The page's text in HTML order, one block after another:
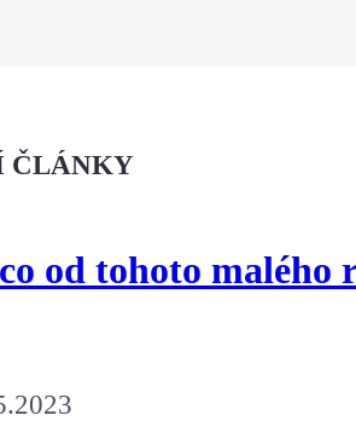
ČLÁNKY
od tohoto